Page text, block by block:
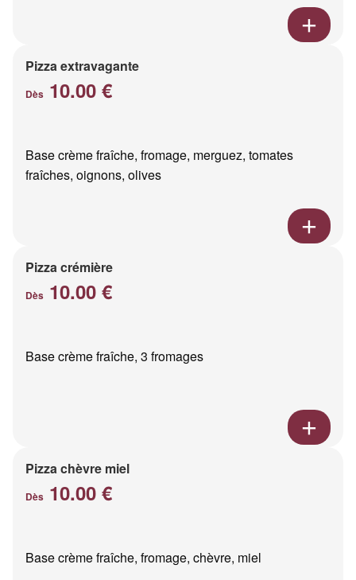
Pizza extravagante
Dès 10.00 €
Base crème fraîche, fromage, merguez, tomates
fraîches, oignons, olives
Pizza crémière
Dès 10.00 €
Base crème fraîche, 3 fromages
Pizza chèvre miel
Dès 10.00 €
Base crème fraîche, fromage, chèvre, miel